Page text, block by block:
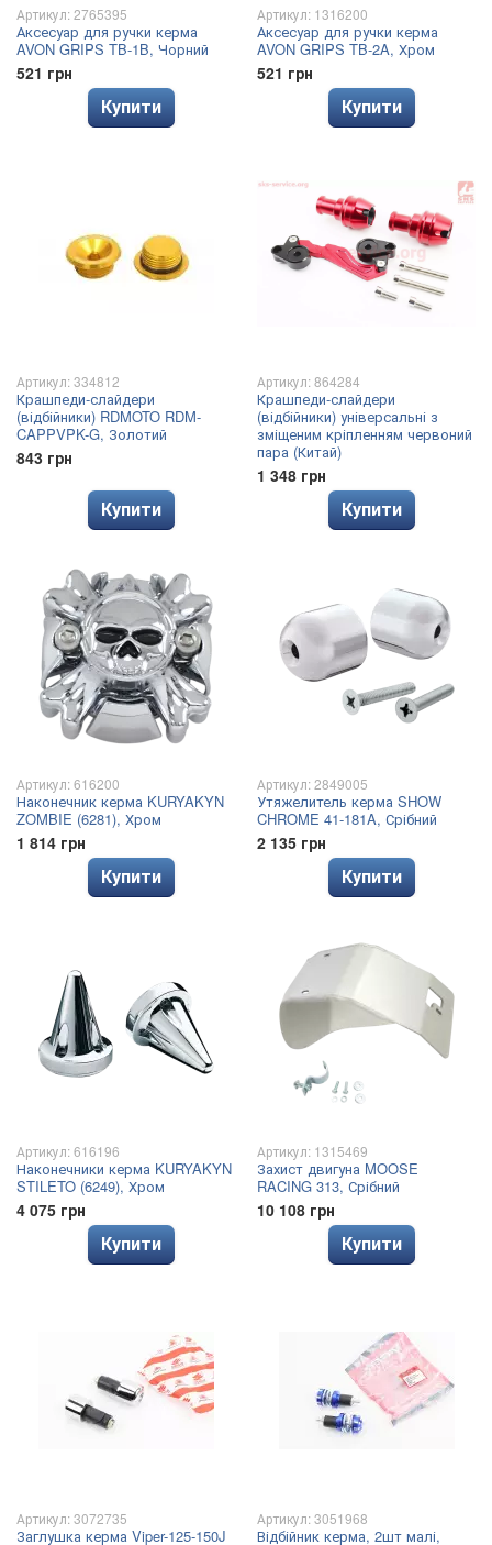
Артикул: 2765395
Аксесуар для ручки керма
AVON GRIPS TB-1B, Чорний
521 грн
Купити
Артикул: 1316200
Аксесуар для ручки керма
AVON GRIPS TB-2A, Хром
521 грн
Купити
Артикул: 334812
Крашпеди-слайдери
(відбійники) RDMOTO RDM-
CAPPVPK-G, Золотий
843 грн
Купити
Артикул: 864284
Крашпеди-слайдери
(відбійники) універсальні з
зміщеним кріпленням червоний
пара (Китай)
1 348 грн
Купити
Артикул: 616200
Наконечник керма KURYAKYN
ZOMBIE (6281), Хром
1 814 грн
Купити
Артикул: 2849005
Утяжелитель керма SHOW
CHROME 41-181A, Срібний
2 135 грн
Купити
Артикул: 616196
Наконечники керма KURYAKYN
STILETO (6249), Хром
4 075 грн
Купити
Артикул: 1315469
Захист двигуна MOOSE
RACING 313, Срібний
10 108 грн
Купити
Артикул: 3072735
Заглушка керма Viper-125-150J
Артикул: 3051968
Відбійник керма, 2шт малі,